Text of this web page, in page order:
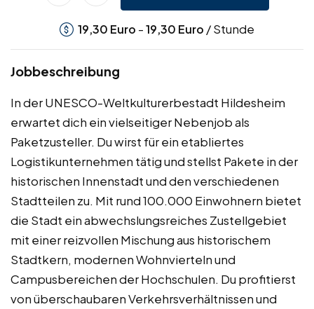
19,30 Euro -19,30 Euro / Stunde
Jobbeschreibung
In der UNESCO-Weltkulturerbestadt Hildesheim
erwartet dich ein vielseitiger Nebenjob als
Paketzusteller. Du wirst für ein etabliertes
Logistikunternehmen tätig und stellst Pakete in der
historischen Innenstadt und den verschiedenen
Stadtteilen zu. Mit rund 100.000 Einwohnern bietet
die Stadt ein abwechslungsreiches Zustellgebiet
mit einer reizvollen Mischung aus historischem
Stadtkern, modernen Wohnvierteln und
Campusbereichen der Hochschulen. Du profitierst
von überschaubaren Verkehrsverhältnissen und